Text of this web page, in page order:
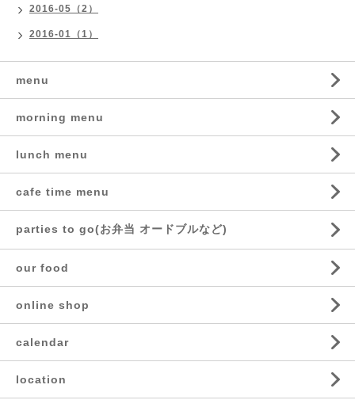
2016-05（2）
2016-01（1）
menu
morning menu
lunch menu
cafe time menu
parties to go(お弁当 オードブルなど)
our food
online shop
calendar
location